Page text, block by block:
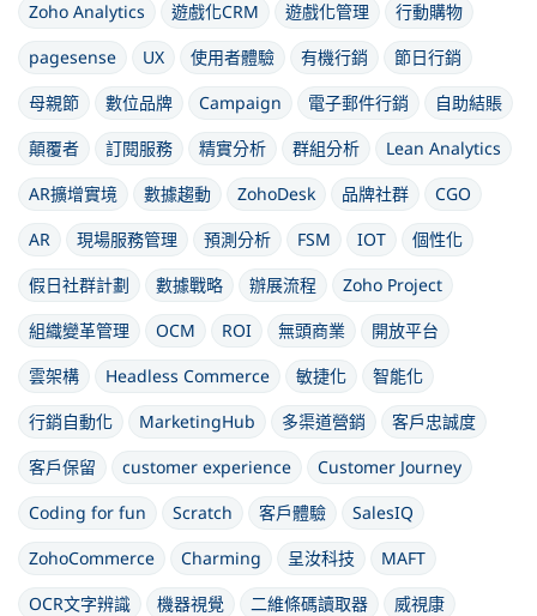
Zoho Analytics
遊戲化CRM 遊戲化管理
行動購物
pagesense
UX 使用者體驗 有機行銷
節日行銷
母親節
數位品牌 Campaign 電子郵件行銷
自助結賬
顛覆者
訂閱服務 精實分析 群組分析
Lean Analytics
AR擴增實境
數據趨動 ZohoDesk 品牌社群
CGO
AR
現場服務管理 預測分析 FSM IOT
個性化
假日社群計劃
數據戰略 辦展流程
Zoho Project
組織變革管理
OCM ROI 無頭商業
開放平台
雲架構
Headless Commerce 敏捷化
智能化
行銷自動化
MarketingHub 多渠道營銷
客戶忠誠度
客戶保留
customer experience
Customer Journey
Coding for fun
Scratch 客戶體驗
SalesIQ
ZohoCommerce
Charming 呈汝科技
MAFT
OCR文字辨識
機器視覺 二維條碼讀取器
威視康